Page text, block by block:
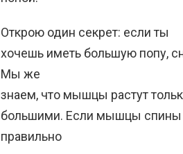
Открою один секрет: если ты
хочешь иметь большую попу,
Мы же
знаем, что мышцы растут
большими. Если мышцы спины
правильно